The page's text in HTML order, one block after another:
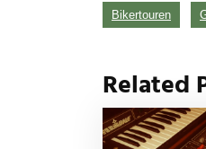
Bikertouren
Related